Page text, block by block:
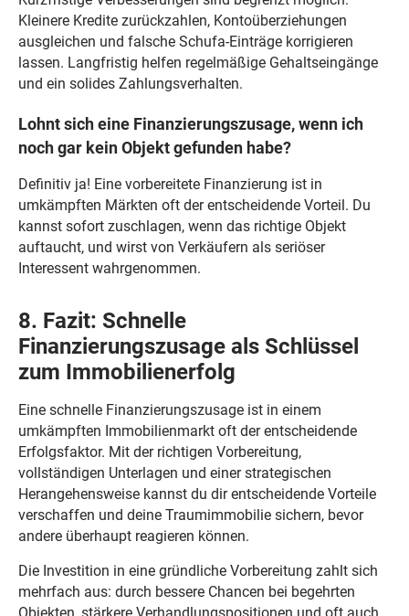
Kleinere Kredite zurückzahlen, Kontoüberziehungen
ausgleichen und falsche Schufa-Einträge korrigieren
lassen. Langfristig helfen regelmäßige Gehaltseingänge
und ein solides Zahlungsverhalten.
Lohnt sich eine Finanzierungszusage, wenn ich
noch gar kein Objekt gefunden habe?
Definitiv ja! Eine vorbereitete Finanzierung ist in
umkämpften Märkten oft der entscheidende Vorteil. Du
kannst sofort zuschlagen, wenn das richtige Objekt
auftaucht, und wirst von Verkäufern als seriöser
Interessent wahrgenommen.
8. Fazit: Schnelle
Finanzierungszusage als Schlüssel
zum Immobilienerfolg
Eine schnelle Finanzierungszusage ist in einem
umkämpften Immobilienmarkt oft der entscheidende
Erfolgsfaktor. Mit der richtigen Vorbereitung,
vollständigen Unterlagen und einer strategischen
Herangehensweise kannst du dir entscheidende Vorteile
verschaffen und deine Traumimmobilie sichern, bevor
andere überhaupt reagieren können.
Die Investition in eine gründliche Vorbereitung zahlt sich
mehrfach aus: durch bessere Chancen bei begehrten